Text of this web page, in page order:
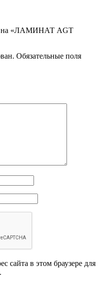
на «ЛАМИНАТ AGT
Обязательные поля
сайта в этом браузере для